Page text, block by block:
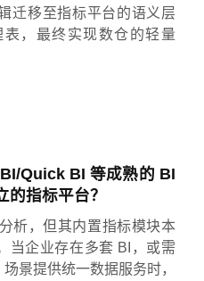
迁移至指标平台的语义层
，最终实现数仓的轻量
Quick BI 等成熟的 BI
指标平台？
析，但其内置指标模块本
当企业存在多套 BI，或需
景提供统一数据服务时，